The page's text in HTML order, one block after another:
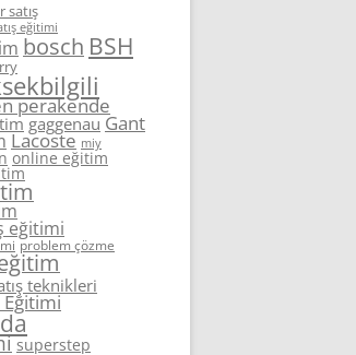
satış
eğitimi
bosch BSH
perakende
gaggenau Gant
Lacoste miy
online eğitim
eğitimi
problem çözme
teknikleri
Eğitimi
superstep